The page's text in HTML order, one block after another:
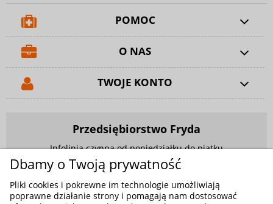
POMOC
O NAS
TWOJE KONTO
Przedsiębiorstwo Fryda
Infolinia czynna od poniedziałku do piątku
w godzinach 9.00 - 17.00
881 703 704
Dbamy o Twoją prywatność
Pliki cookies i pokrewne im technologie umożliwiają
poprawne działanie strony i pomagają nam dostosować